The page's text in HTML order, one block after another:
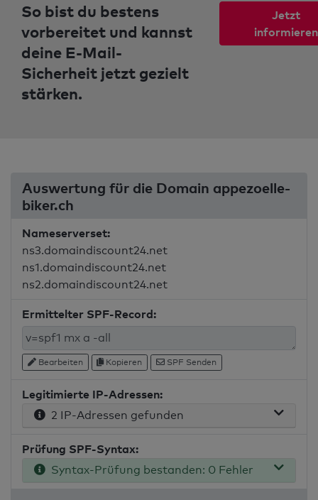
So bist du bestens
vorbereitet und kannst
deine E-Mail-
Sicherheit jetzt gezielt
stärken.
Jetzt
informieren
Auswertung für die Domain appezoelle-
biker.ch
Nameserverset:
ns3.domaindiscount24.net
ns1.domaindiscount24.net
ns2.domaindiscount24.net
Ermittelter SPF-Record:
Bearbeiten Kopieren SPF Senden
Legitimierte IP-Adressen:
2 IP-Adressen gefunden
Prüfung SPF-Syntax:
Syntax-Prüfung bestanden: 0 Fehler